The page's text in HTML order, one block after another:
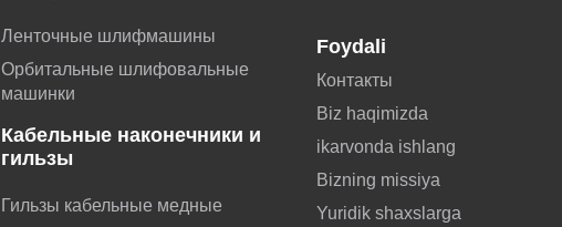
Ленточные шлифмашины
Орбитальные шлифовальные
машинки
Кабельные наконечники и
гильзы
Гильзы кабельные медные
Foydali
Контакты
Biz haqimizda
ikarvonda ishlang
Bizning missiya
Yuridik shaxslarga